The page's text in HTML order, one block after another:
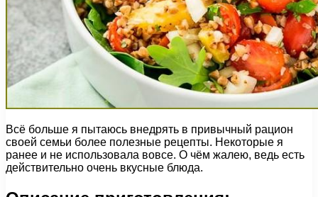
Всё больше я пытаюсь внедрять в привычный рацион
своей семьи более полезные рецепты. Некоторые я
ранее и не использовала вовсе. О чём жалею, ведь есть
действительно очень вкусные блюда.